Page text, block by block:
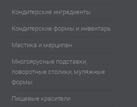
Кондитерские ингредиенты
Кондитерские формы и инвентарь
Мастика и марципан
Многоярусные подставки,
поворотные столики, муляжные
формы
Пищевые красители